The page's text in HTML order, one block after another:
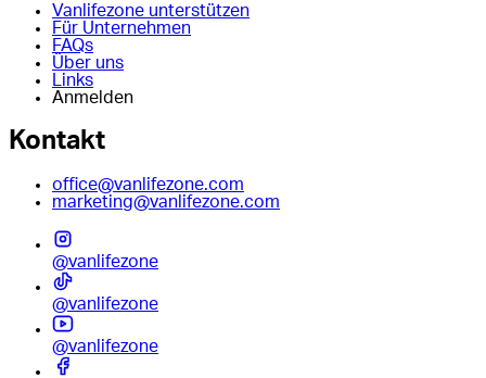
Vanlifezone unterstützen
Für Unternehmen
FAQs
Über uns
Links
Anmelden
Kontakt
office@vanlifezone.com
marketing@vanlifezone.com
@vanlifezone
@vanlifezone
@vanlifezone